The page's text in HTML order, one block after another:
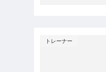
トレーナー